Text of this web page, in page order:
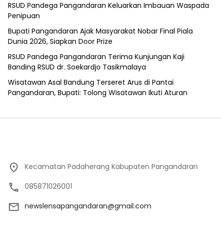
RSUD Pandega Pangandaran Keluarkan Imbauan Waspada
Penipuan
Bupati Pangandaran Ajak Masyarakat Nobar Final Piala
Dunia 2026, Siapkan Door Prize
RSUD Pandega Pangandaran Terima Kunjungan Kaji
Banding RSUD dr. Soekardjo Tasikmalaya
Wisatawan Asal Bandung Terseret Arus di Pantai
Pangandaran, Bupati: Tolong Wisatawan Ikuti Aturan
Kecamatan Padaherang Kabupaten Pangandaran
085871026001
newslensapangandaran@gmail.com